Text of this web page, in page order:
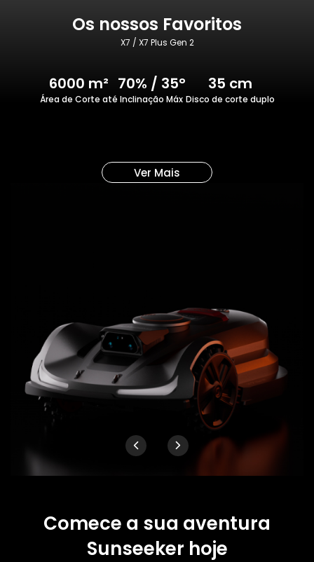
Os nossos Favoritos
X7 / X7 Plus Gen 2
6000 m²
Área de Corte até
70% / 35°
Inclinação Máx
35 cm
Disco de corte duplo
Ver Mais
Comece a sua aventura
Sunseeker hoje